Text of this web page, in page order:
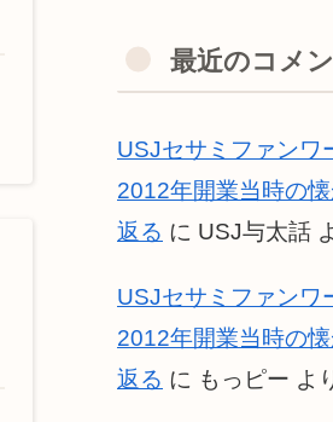
最近のコメ
USJセサミファンワ
2012年開業当時の
返る に USJ与太話
USJセサミファンワ
2012年開業当時の
返る に もっピー よ